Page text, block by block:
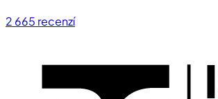
2 665 recenzí